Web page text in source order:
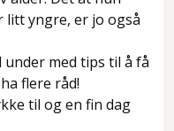
litt yngre, er jo også
med tips til å få
flere råd!
til og en fin dag